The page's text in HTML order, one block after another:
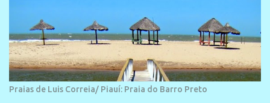
Praias de Luis Correia/ Piauí: Praia do Barro Preto